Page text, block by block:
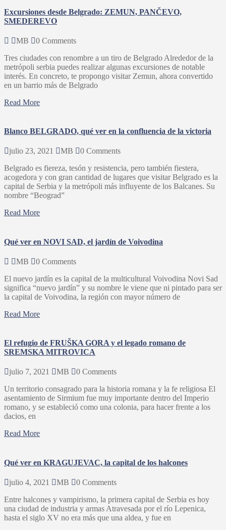
Excursiones desde Belgrado: ZEMUN, PANČEVO,
SMEDEREVO
MB
0 Comments
Tres ciudades con renombre a un tiro de Belgrado Alrededor de la
metrópoli serbia puedes realizar algunas excursiones de notable
interés. En concreto, te propongo visitar Zemun, ahora convertido
en un barrio más de Belgrado
Read More
Blanco BELGRADO, qué ver en la confluencia de la victoria
julio 23, 2021 MB
0 Comments
Belgrado es fiereza, tesón y resistencia, pero también fiestera,
acogedora y con gran cantidad de lugares que visitar Belgrado es la
capital de Serbia y la metrópoli más influyente de los Balcanes. Su
nombre “Beograd”
Read More
Qué ver en NOVI SAD, el jardín de Voivodina
MB
0 Comments
El nuevo jardín es la capital de la multicultural Voivodina Novi Sad
significa “nuevo jardín” y su nombre le viene que ni pintado para ser
la capital de Voivodina, la región con mayor número de
Read More
El refugio de FRUŠKA GORA y el legado romano de
SREMSKA MITROVICA
julio 7, 2021 MB
0 Comments
Un territorio consagrado para la historia romana y la fe religiosa El
asentamiento de Sirmium fue muy importante dentro del Imperio
romano, y se estableció como una colonia, para hacer frente a los
dacios, en
Read More
Qué ver en KRAGUJEVAC, la capital de los halcones
julio 4, 2021 MB
0 Comments
Entre halcones y vampirismo, la primera capital de Serbia es hoy
una ciudad de industria y armas Atravesada por el río Lepenica,
hasta el siglo XV no era más que una aldea, y fue en